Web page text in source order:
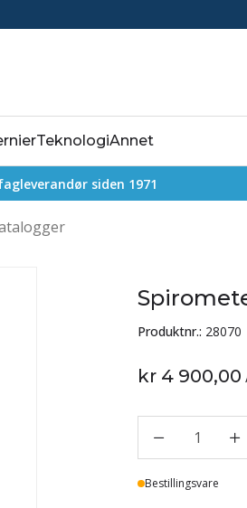
TeknologiAnnet
siden 1971
Produktnr.: 28070
kr 4 900,00
1
Lager
Bestillingsvare